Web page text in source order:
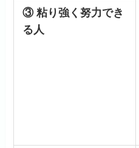
③ 粘り強く努力でき
る人